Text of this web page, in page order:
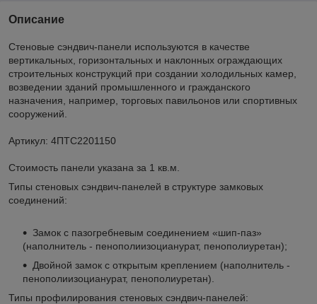
Описание
Стеновые сэндвич-панели используются в качестве
вертикальных, горизонтальных и наклонных ограждающих
строительных конструкций при создании холодильных камер,
возведении зданий промышленного и гражданского
назначения, например, торговых павильонов или спортивных
сооружений.
Артикул: 4ПТС2201150
Стоимость панели указана за 1 кв.м.
Типы стеновых сэндвич-панелей в структуре замковых
соединений:
Замок с пазогребневым соединением «шип-паз»
(наполнитель - пенополиизоцианурат, пенополиуретан);
Двойной замок с открытым креплением (наполнитель -
пенополиизоцианурат, пенополиуретан).
Типы профилирования стеновых сэндвич-панелей: